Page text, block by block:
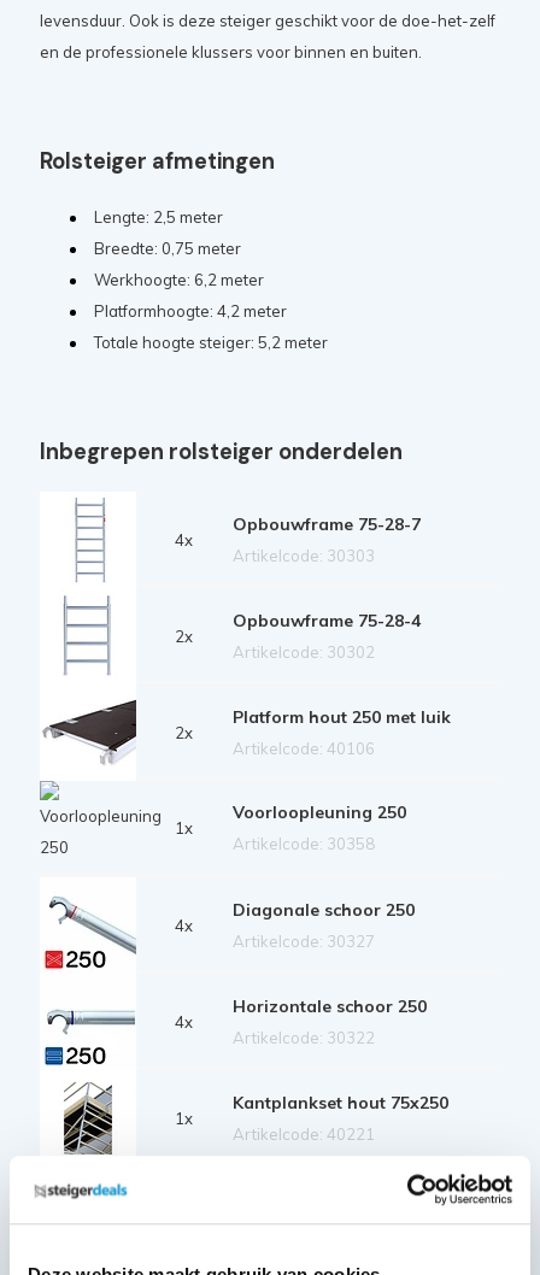
levensduur. Ook is deze steiger geschikt voor de doe-het-zelf
en de professionele klussers voor binnen en buiten.
Rolsteiger afmetingen
Lengte: 2,5 meter
Breedte: 0,75 meter
Werkhoogte: 6,2 meter
Platformhoogte: 4,2 meter
Totale hoogte steiger: 5,2 meter
Inbegrepen rolsteiger onderdelen
4x
Opbouwframe 75-28-7
Artikelcode: 30303
2x
Opbouwframe 75-28-4
Artikelcode: 30302
2x
Platform hout 250 met luik
Artikelcode: 40106
1x
Voorloopleuning 250
Artikelcode: 30358
4x
Diagonale schoor 250
Artikelcode: 30327
4x
Horizontale schoor 250
Artikelcode: 30322
1x
Kantplankset hout 75x250
Artikelcode: 40221
Artikelcode: 40210